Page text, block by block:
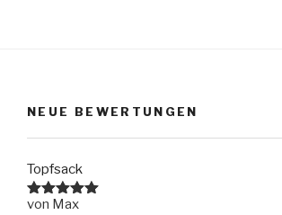
NEUE BEWERTUNGEN
Topfsack
Bewertet
von Max